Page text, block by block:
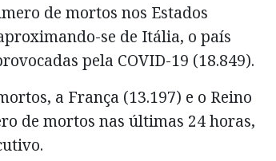
de mortos nos Estados
se de Itália, o país
pela COVID-19 (18.849).
a França (13.197) e o Reino
de mortos nas últimas 24 horas,